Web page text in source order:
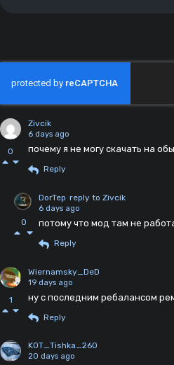
0
Zivcik
6 days ago
почему я не могу скачать на
Reply
0
DorTep reply to Zivcik
6 days ago
потому что мод там не
Reply
1
Wiernamsky_DeD
19 days ago
ну с последним ребалансом
Reply
KOT_Tishka_260
20 days ago